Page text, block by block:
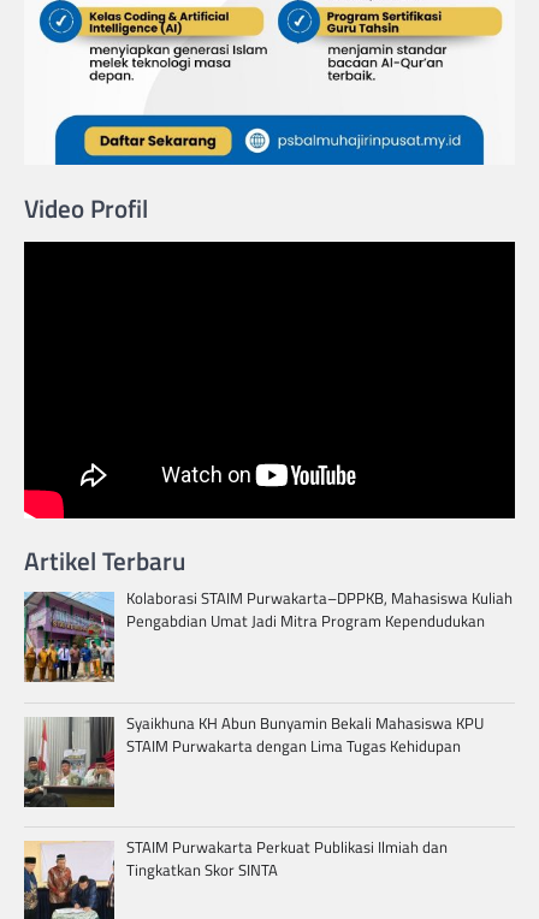
Video Profil
Artikel Terbaru
Kolaborasi STAIM Purwakarta–DPPKB, Mahasiswa Kuliah
Pengabdian Umat Jadi Mitra Program Kependudukan
Syaikhuna KH Abun Bunyamin Bekali Mahasiswa KPU
STAIM Purwakarta dengan Lima Tugas Kehidupan
STAIM Purwakarta Perkuat Publikasi Ilmiah dan
Tingkatkan Skor SINTA